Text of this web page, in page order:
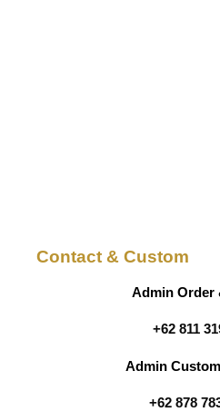
Contact & Custom
Admin Order
+62 811
Admin
+62 878